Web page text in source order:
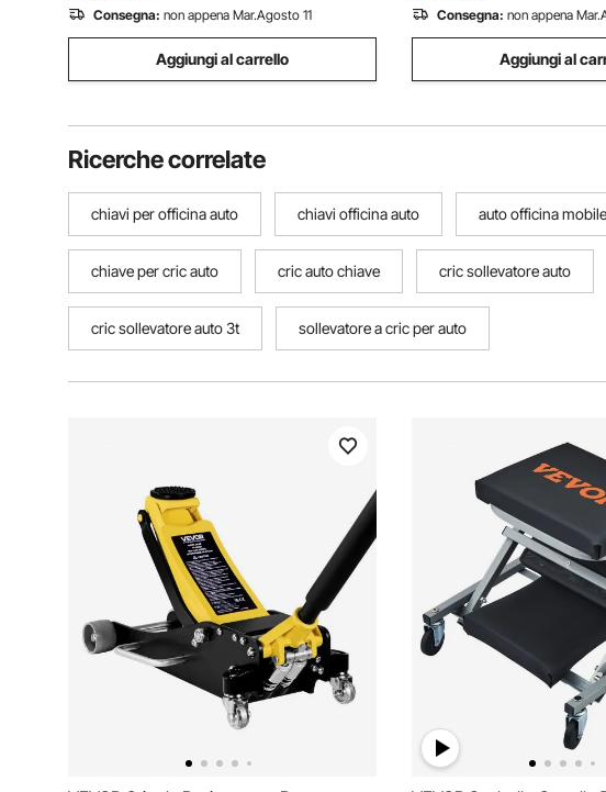
Consegna: non appena Mar.Agosto 11
Aggiungi al carrello
Consegna: non appena
Aggiungi al
Ricerche correlate
chiavi per officina auto chiavi officina auto auto officina mobile
chiave per cric auto cric auto chiave cric sollevatore auto
cric sollevatore auto 3t sollevatore a cric per auto